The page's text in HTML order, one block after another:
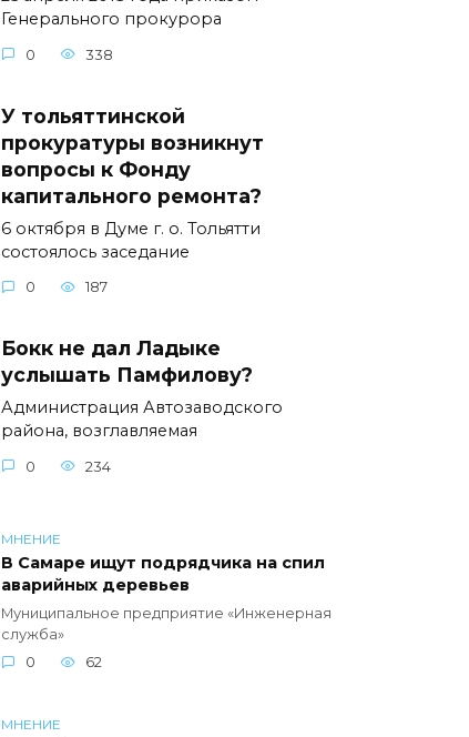
Генерального прокурора
0 338
У тольяттинской
прокуратуры возникнут
вопросы к Фонду
капитального ремонта?
6 октября в Думе г. о. Тольятти
состоялось заседание
0 187
Бокк не дал Ладыке
услышать Памфилову?
Администрация Автозаводского
района, возглавляемая
0 234
МНЕНИЕ
В Самаре ищут подрядчика на спил
аварийных деревьев
Муниципальное предприятие «Инженерная
служба»
0
62
МНЕНИЕ